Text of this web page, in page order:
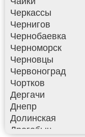
Черкассы
Чернигов
Чернобаевка
Черноморск
Черновцы
Червоноград
Чортков
Дергачи
Днепр
Долинская
Дрогобыч